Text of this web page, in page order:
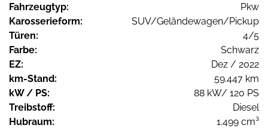
Fahrzeugtyp:
Pkw
Karosserieform:
SUV/Geländewagen/Pickup
Türen:
4/5
Farbe:
Schwarz
EZ:
Dez / 2022
km-Stand:
59.447 km
kW / PS:
88 kW/ 120 PS
Treibstoff:
Diesel
Hubraum:
1.499 cm³